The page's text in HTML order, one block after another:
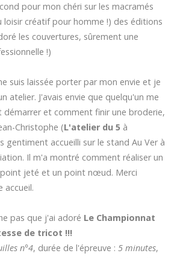
pour mon chéri sur les macramés
loisir créatif pour homme !) des éditions
les couvertures, sûrement une
!)
suis laissée porter par mon envie et je
atelier. J'avais envie que quelqu'un me
et comment finir une broderie,
Christophe (L'atelier du 5 à
gentiment accueilli sur le stand Au Ver à
Il m'a montré comment réaliser un
jeté et un point nœud. Merci
accueil.
pas que j'ai adoré Le Championnat
de tricot !!!
n°4, durée de l'épreuve : 5 minutes,